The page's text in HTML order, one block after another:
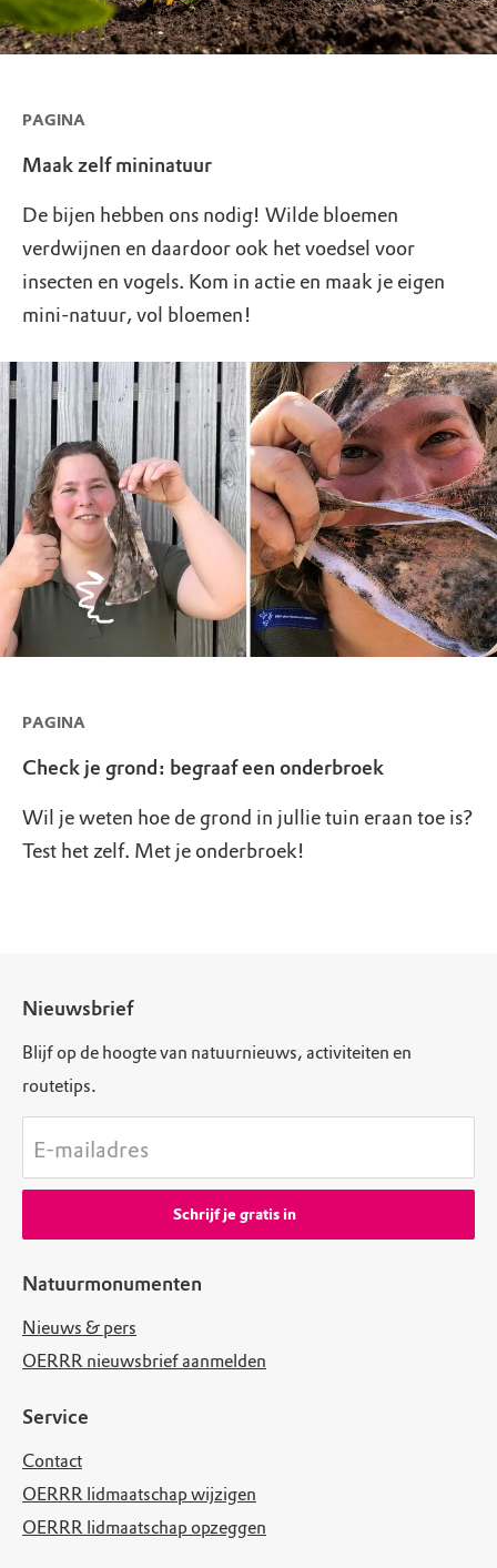
PAGINA
Maak zelf mininatuur
De bijen hebben ons nodig! Wilde bloemen
verdwijnen en daardoor ook het voedsel voor
insecten en vogels. Kom in actie en maak je eigen
mini-natuur, vol bloemen!
PAGINA
Check je grond: begraaf een onderbroek
Wil je weten hoe de grond in jullie tuin eraan toe is?
Test het zelf. Met je onderbroek!
Natuurmonumenten
Nieuws & pers
OERRR nieuwsbrief aanmelden
Service
Contact
OERRR lidmaatschap wijzigen
OERRR lidmaatschap opzeggen
Nieuwsbrief
Blijf op de hoogte van natuurnieuws, activiteiten en
routetips.
E-mailadres
Schrijf je gratis in